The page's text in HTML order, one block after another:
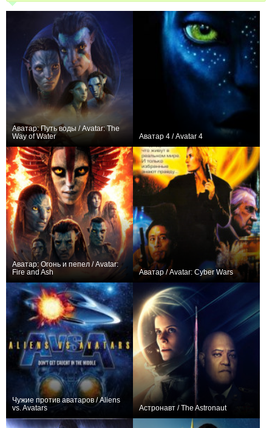
Аватар: Путь воды / Avatar: The
Way of Water
Аватар 4 / Avatar 4
Аватар: Огонь и пепел / Avatar:
Fire and Ash
Аватар / Avatar: Cyber Wars
Чужие против аватаров / Aliens
vs. Avatars
Астронавт / The Astronaut